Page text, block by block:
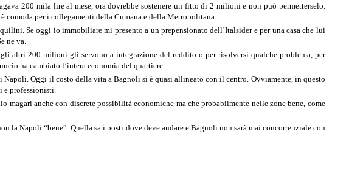
200 mila lire al mese, ora dovrebbe sostenere un fitto di 2 milioni e non può permetterselo.
comoda per i collegamenti della Cumana e della Metropolitana.
Se oggi io immobiliare mi presento a un prepensionato dell’Italsider e per una casa che lui
ne va.
altri 200 milioni gli servono a integrazione del reddito o per risolversi qualche problema, per
ha cambiato l’intera economia del quartiere.
Oggi il costo della vita a Bagnoli si è quasi allineato con il centro. Ovviamente, in questo
e professionisti.
magari anche con discrete possibilità economiche ma che probabilmente nelle zone bene, come
la Napoli “bene”. Quella sa i posti dove deve andare e Bagnoli non sarà mai concorrenziale con